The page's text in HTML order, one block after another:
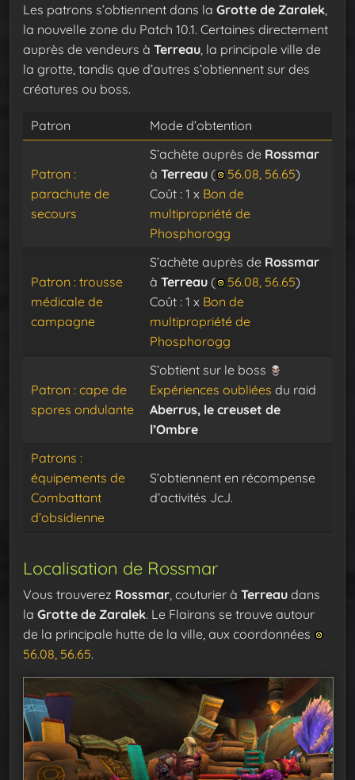
Les patrons s’obtiennent dans la Grotte de Zaralek,
la nouvelle zone du Patch 10.1. Certaines directement
auprès de vendeurs à Terreau, la principale ville de
la grotte, tandis que d’autres s’obtiennent sur des
créatures ou boss.
Patron Mode d’obtention
Patron :
parachute de
secours
S’achète auprès de Rossmar
à Terreau ( 56.08, 56.65)
Coût : 1 x Bon de
multipropriété de
Phosphorogg
Patron : trousse
médicale de
campagne
S’achète auprès de Rossmar
à Terreau ( 56.08, 56.65)
Coût : 1 x Bon de
multipropriété de
Phosphorogg
Patron : cape de
spores ondulante
S’obtient sur le boss
Expériences oubliées du raid
Aberrus, le creuset de
l’Ombre
Patrons :
équipements de
Combattant
d’obsidienne
S’obtiennent en récompense
d’activités JcJ.
Localisation de Rossmar
Vous trouverez Rossmar, couturier à Terreau dans
la Grotte de Zaralek. Le Flairans se trouve autour
de la principale hutte de la ville, aux coordonnées
56.08, 56.65.